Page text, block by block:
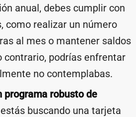
anual, debes cumplir con
como realizar un número
al mes o mantener saldos
contrario, podrías enfrentar
no contemplabas.
programa robusto de
buscando una tarjeta